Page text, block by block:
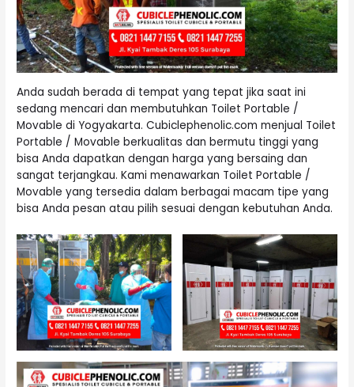
Anda sudah berada di tempat yang tepat jika saat ini
sedang mencari dan membutuhkan Toilet Portable /
Movable di Yogyakarta. Cubiclephenolic.com menjual Toilet
Portable / Movable berkualitas dan bermutu tinggi yang
bisa Anda dapatkan dengan harga yang bersaing dan
sangat terjangkau. Kami menawarkan Toilet Portable /
Movable yang tersedia dalam berbagai macam tipe yang
bisa Anda pesan atau pilih sesuai dengan kebutuhan Anda.